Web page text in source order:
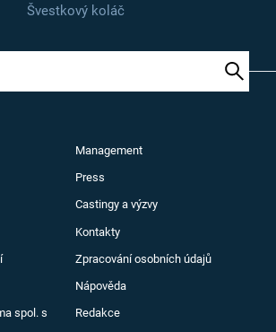
Švestkový koláč
Management
Press
Castingy a výzvy
Kontakty
Zpracování osobních údajů
Nápověda
spol. s
Redakce